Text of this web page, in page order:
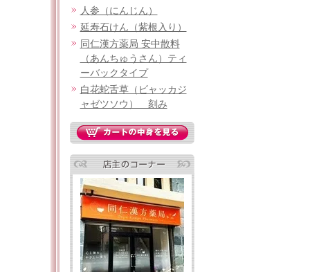
人参（にんじん）
延寿石けん（紫根入り）
同仁漢方薬局 安中散料
（あんちゅうさん）ティ
ーバックタイプ
白花蛇舌草（ビャッカジ
ャゼツソウ） 刻み